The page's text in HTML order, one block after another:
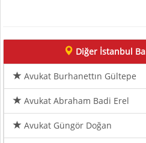
Diğer İstanbul
Avukat Burhanettın Gültepe
Avukat Abraham Badi Erel
Avukat Güngör Doğan